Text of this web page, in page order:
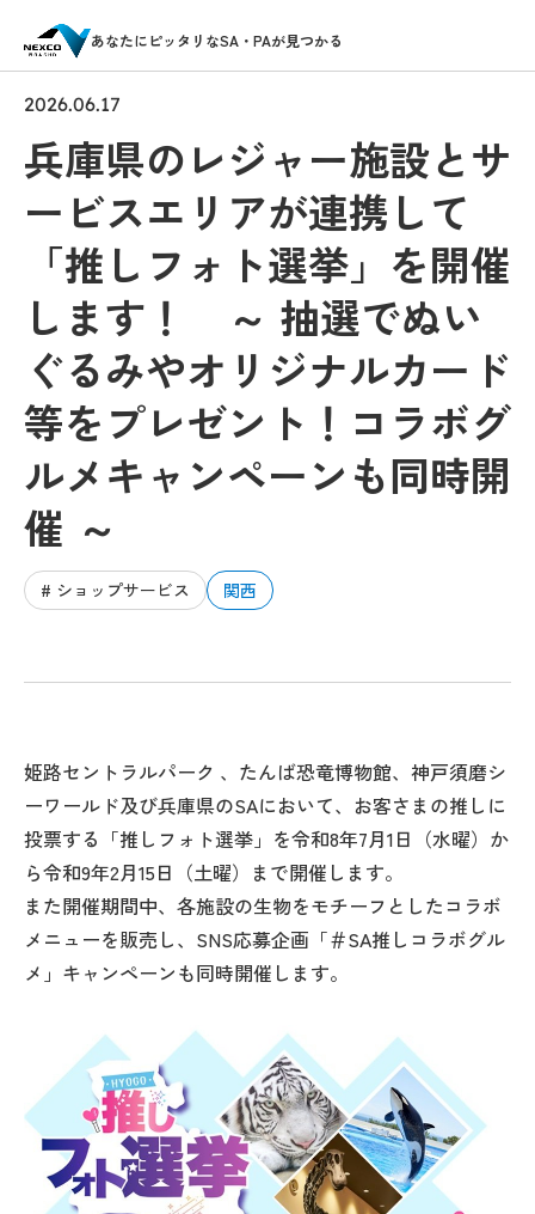
あなたにピッタリなSA・PAが見つかる
2026.06.17
兵庫県のレジャー施設とサ
ービスエリアが連携して
「推しフォト選挙」を開催
します！ ～ 抽選でぬい
ぐるみやオリジナルカード
等をプレゼント！コラボグ
ルメキャンペーンも同時開
催 ～
# ショップサービス 関西
姫路セントラルパーク 、たんば恐竜博物館、神戸須磨シ
ーワールド及び兵庫県のSAにおいて、お客さまの推しに
投票する「推しフォト選挙」を令和8年7月1日（水曜）か
ら令和9年2月15日（土曜）まで開催します。
また開催期間中、各施設の生物をモチーフとしたコラボ
メニューを販売し、SNS応募企画「＃SA推しコラボグル
メ」キャンペーンも同時開催します。